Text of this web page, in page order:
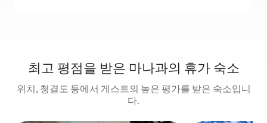
최고 평점을 받은 마나과의 휴가 숙소
위치, 청결도 등에서 게스트의 높은 평가를 받은 숙소입니
다.